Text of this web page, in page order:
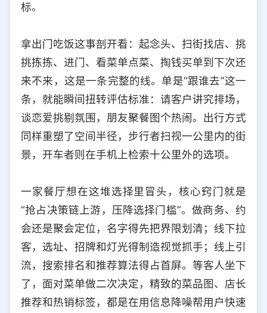
标。
拿出门吃饭这事剖开看：起念头、扫街找店、挑
挑拣拣、进门、看菜单点菜、掏钱买单到下次还
来不来，这是一条完整的线。单是“跟谁去”这一
条，就能瞬间扭转评估标准：请客户讲究排场，
谈恋爱挑剔氛围，朋友聚餐图个热闹。出行方式
同样重塑了空间半径，步行者扫视一公里内的街
景，开车者则在手机上检索十公里外的选项。
一家餐厅想在这堆选择里冒头，核心窍门就是
“抢占决策链上游，压降选择门槛”。做商务、约
会还是聚会定位，名字得先把界限划清；线下拉
客，选址、招牌和灯光得制造视觉抓手；线上引
流，搜索排名和推荐算法得占首屏。等客人坐下
了，面对菜单做二次决定，精致的菜品图、店长
推荐和热销标签，都是在用信息降噪帮用户快速